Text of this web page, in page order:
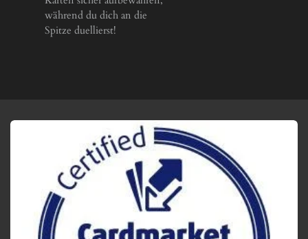
während du dich an die
Spitze duellierst!